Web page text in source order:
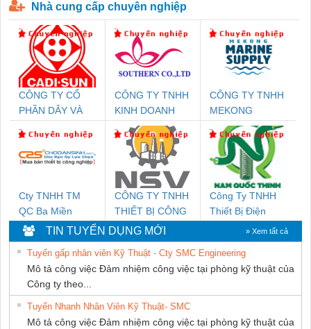
Nhà cung cấp chuyên nghiệp
CÔNG TY CỔ
PHẦN DÂY VÀ
THƯỢNG ĐÌNH
CÔNG TY TNHH
KINH DOANH
DỊCH VỤ XNK
PHƯƠNG NAM
CÔNG TY TNHH
MEKONG
MARINE
SUPPLY
Cty TNHH TM
QC Ba Miền
CÔNG TY TNHH
THIẾT BỊ CÔNG
NGHIỆP NIHON
SETSUBI VIỆT
NAM
Công Ty TNHH
Thiết Bị Điện
Nam Quốc Thịnh
TIN TUYỂN DỤNG MỚI » Xem tất cả
Tuyển gấp nhân viên Kỹ Thuật - Cty SMC Engineering
Mô tả công việc Đảm nhiệm công việc tại phòng kỹ thuật của
Công ty theo...
Tuyển Nhanh Nhân Viên Kỹ Thuật- SMC
Mô tả công việc Đảm nhiệm công việc tại phòng kỹ thuật của